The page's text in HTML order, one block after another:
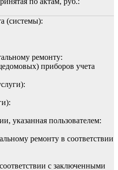
(системы):
ремонту:
приборов учета
указанная пользователем:
ремонту в соответствии
с заключенными